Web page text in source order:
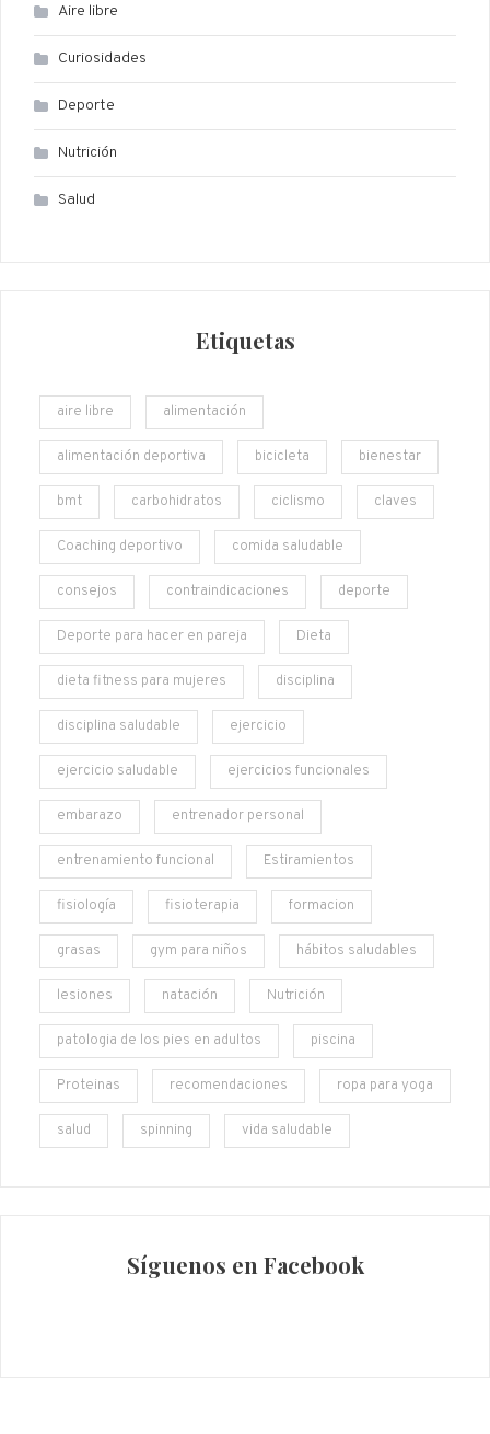
Aire libre
Curiosidades
Deporte
Nutrición
Salud
Etiquetas
aire libre alimentación
alimentación deportiva bicicleta bienestar
bmt carbohidratos ciclismo claves
Coaching deportivo comida saludable
consejos contraindicaciones deporte
Deporte para hacer en pareja Dieta
dieta fitness para mujeres disciplina
disciplina saludable ejercicio
ejercicio saludable ejercicios funcionales
embarazo entrenador personal
entrenamiento funcional Estiramientos
fisiología fisioterapia formacion
grasas gym para niños hábitos saludables
lesiones natación Nutrición
patologia de los pies en adultos piscina
Proteinas recomendaciones ropa para yoga
salud spinning vida saludable
Síguenos en Facebook